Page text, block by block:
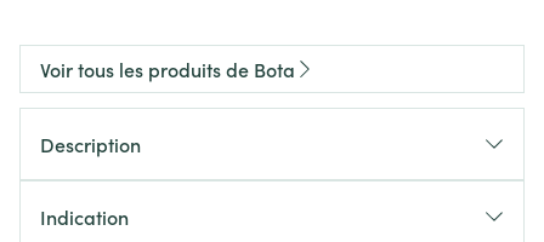
Voir tous les produits de Bota
Description
Indication